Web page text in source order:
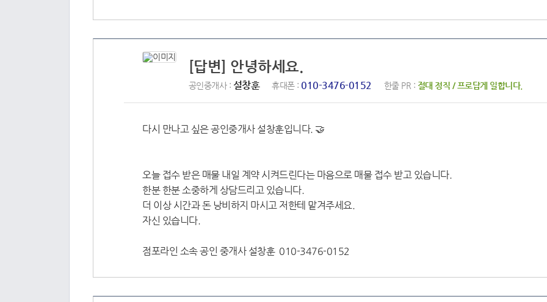
[답변] 안녕하세요.
공인중개사 : 설창훈 휴대폰 : 010-3476-0152 한줄 PR : 절대 정직 / 프로답게 일합니다.
다시 만나고 싶은 공인중개사 설창훈입니다. 🤝
오늘 접수 받은 매물 내일 계약 시켜드린다는 마음으로 매물 접수 받고 있습니다.
한분 한분 소중하게 상담드리고 있습니다.
더 이상 시간과 돈 낭비하지 마시고 저한테 맡겨주세요.
자신 있습니다.
점포라인 소속 공인 중개사 설창훈 010-3476-0152